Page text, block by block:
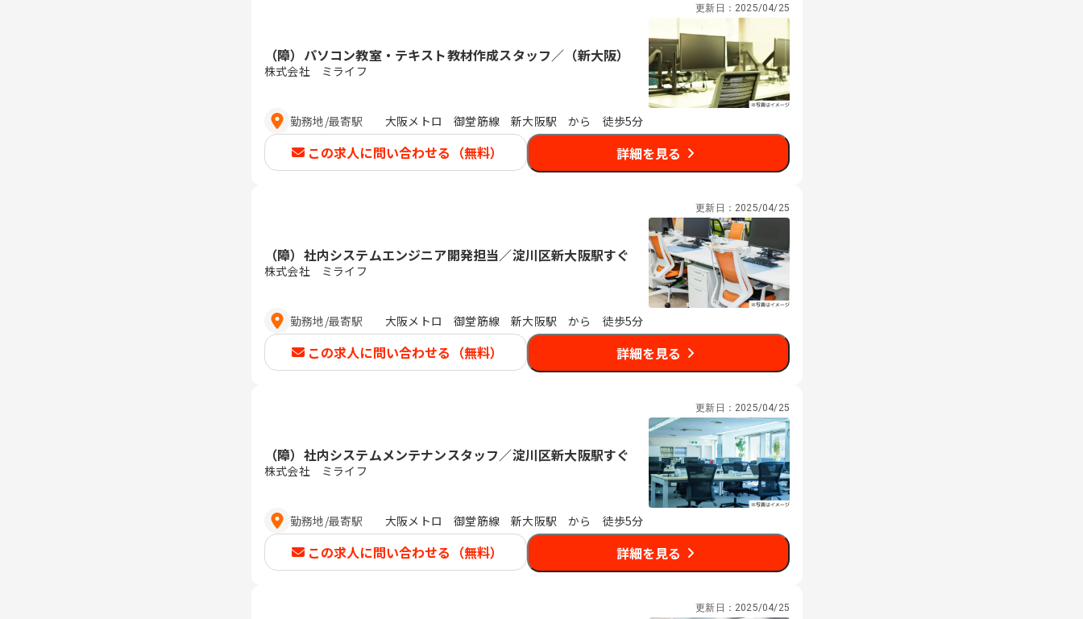
更新日： 2025/04/25
（障）パソコン教室・テキスト教材作成スタッフ／（新大阪）
株式会社 ミライフ
勤務地/最寄駅 大阪メトロ 御堂筋線 新大阪駅 から 徒歩5分
この求人に問い合わせる（無料） 詳細を見る
更新日： 2025/04/25
（障）社内システムエンジニア開発担当／淀川区新大阪駅すぐ
株式会社 ミライフ
勤務地/最寄駅 大阪メトロ 御堂筋線 新大阪駅 から 徒歩5分
この求人に問い合わせる（無料） 詳細を見る
更新日： 2025/04/25
（障）社内システムメンテナンスタッフ／淀川区新大阪駅すぐ
株式会社 ミライフ
勤務地/最寄駅 大阪メトロ 御堂筋線 新大阪駅 から 徒歩5分
この求人に問い合わせる（無料） 詳細を見る
更新日： 2025/04/25